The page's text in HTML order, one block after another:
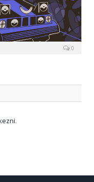
0
.